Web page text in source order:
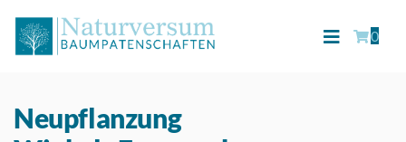
0
Neupflanzung